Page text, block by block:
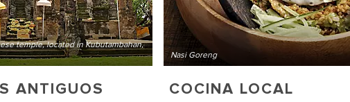
temple, located in Kubutambahan,
ANTIGUOS
Nasi Goreng
COCINA LOCAL